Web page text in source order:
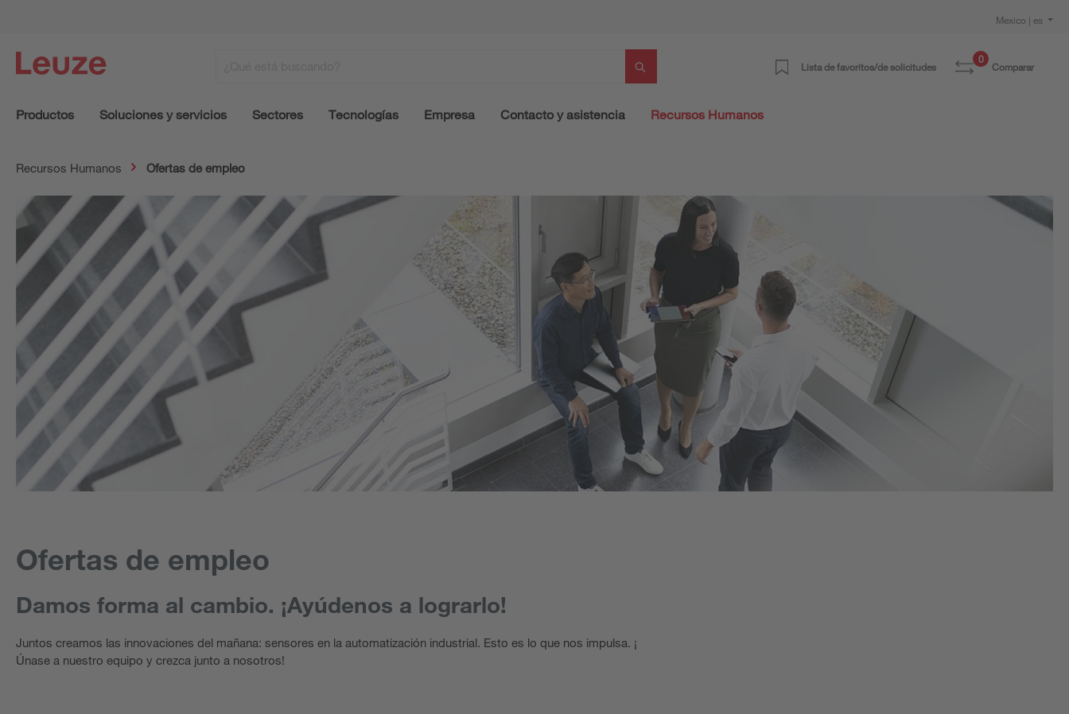
Mexico | es
Lista de favoritos/de solicitudes
0
Comparar
Productos Soluciones y servicios Sectores Tecnologías Empresa Contacto y asistencia Recursos Humanos
Recursos Humanos Ofertas de empleo
Ofertas de empleo
Damos forma al cambio. ¡Ayúdenos a lograrlo!
Juntos creamos las innovaciones del mañana: sensores en la automatización industrial. Esto es lo que nos impulsa. ¡
Únase a nuestro equipo y crezca junto a nosotros!